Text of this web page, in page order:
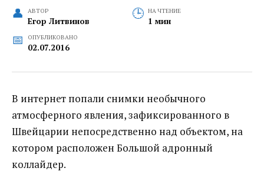
АВТОР
Егор Литвинов
НА ЧТЕНИЕ
1 мин
ОПУБЛИКОВАНО
02.07.2016
В интернет попали снимки необычного
атмосферного явления, зафиксированного в
Швейцарии непосредственно над объектом, на
котором расположен Большой адронный
коллайдер.